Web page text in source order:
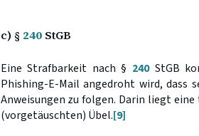
c) § 240StGB
Eine Strafbarkeit nach § 240StGB
Phishing-E-Mail angedroht wird, dass
Anweisungen zu folgen. Darin liegt
(vorgetäuschten) Übel.[9]